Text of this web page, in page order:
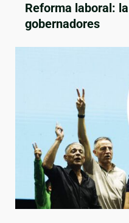
Reforma laboral:
gobernadores